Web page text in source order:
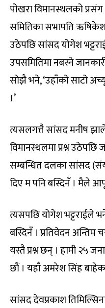
पोखरा विमानस्थलको
समितिका सभापति
उठेपछि सांसद योगेश
उपसमितिमा नबस्ने
सोझै भने, ‘उहाँको साटो
।’
त्यसलगत्तै सांसद मनीष
विमानस्थलमा प्रश्न
सम्बन्धित दलका सांसद
दिए म पनि बस्दिनँ । मैले
त्यसपछि योगेश भट्टराईले
बस्दिनँ । प्रतिवेदन अन्तिम
यस्तै प्रश्न छन् । हामी २५
छौं । यहाँ अमरेश सिंह
सांसद देवप्रकाश